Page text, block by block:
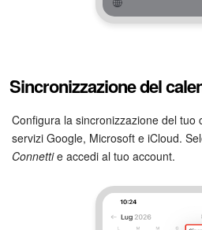
Sincronizzazione del
Configura la sincronizzazione del tuo
servizi Google, Microsoft e iCloud.
Connettie accedi al tuo account.